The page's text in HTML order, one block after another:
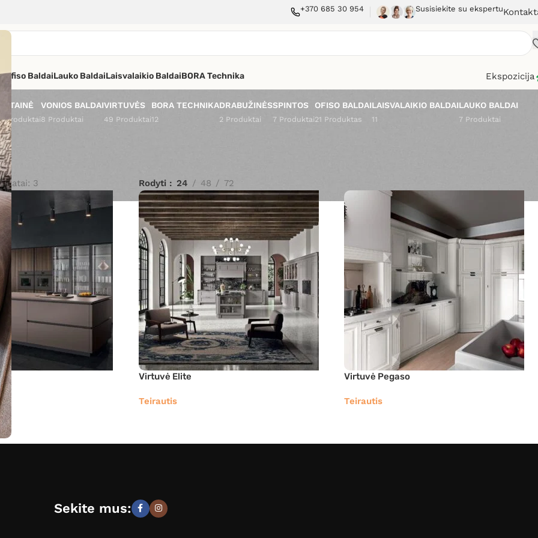
+370 685 30 954 Susisiekite su ekspertu
Ofiso BaldaiLauko BaldaiLaisvalaikio BaldaiBORA Technika Ekspozicija
Produktai
VONIOS BALDAI
8 Produktai
VIRTUVĖS
49 Produktai
BORA TECHNIKA
12
DRABUŽINĖS
2 Produktai
SPINTOS
7 Produktai
OFISO BALDAI
21 Produktas
LAISVALAIKIO BALDAI
11
LAUKO BALDAI
7 Produktai
3 Rodyti 24 48 72
Virtuvė Elite
Teirautis
Virtuvė Pegaso
Teirautis
Sekite mus: